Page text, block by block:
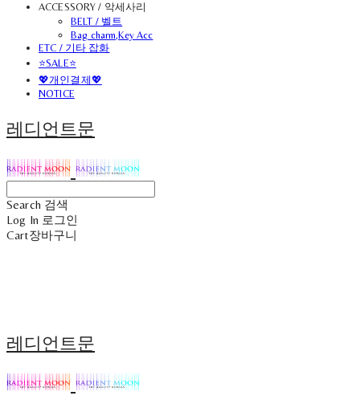
ACCESSORY / 악세사리
BELT / 벨트
Bag charm,Key Acc
ETC / 기타 잡화
⭐SALE⭐
💖개인결제💖
NOTICE
레디언트문
Search 검색
Log In 로그인
Cart장바구니
레디언트문